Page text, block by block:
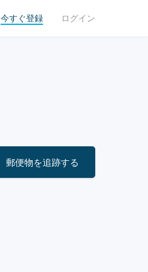
今すぐ登録 ログイン
郵便物を追跡する